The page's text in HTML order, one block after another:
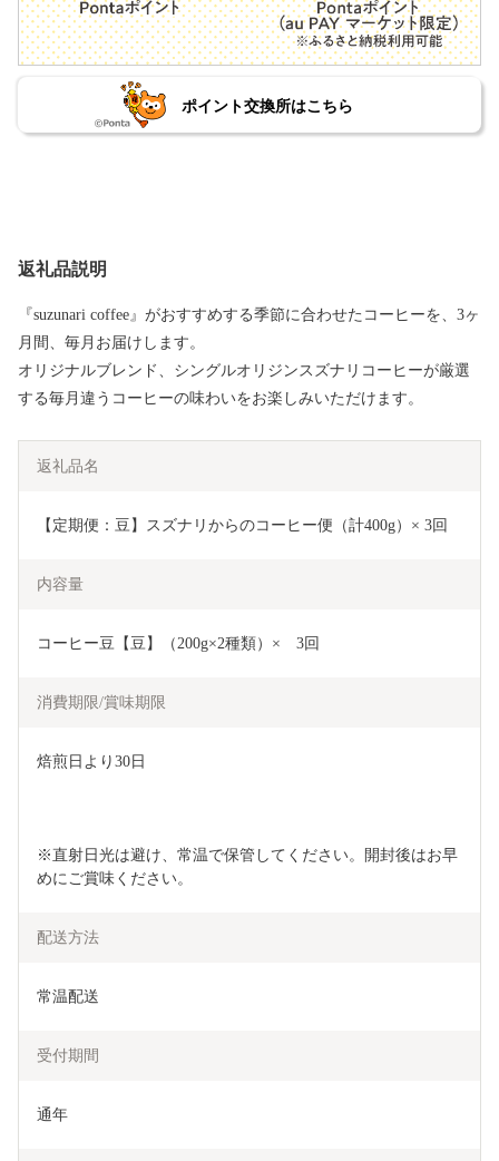
ポイント交換所はこちら
返礼品説明
『suzunari coffee』がおすすめする季節に合わせたコーヒーを、3ヶ
月間、毎月お届けします。
オリジナルブレンド、シングルオリジンスズナリコーヒーが厳選
する毎月違うコーヒーの味わいをお楽しみいただけます。
返礼品名
【定期便：豆】スズナリからのコーヒー便（計400g）× 3回
内容量
コーヒー豆【豆】（200g×2種類）×　3回
消費期限/賞味期限
焙煎日より30日
※直射日光は避け、常温で保管してください。開封後はお早
めにご賞味ください。
配送方法
常温配送
受付期間
通年